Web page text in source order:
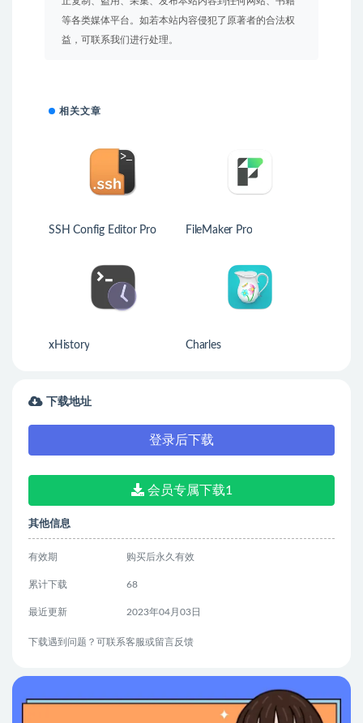
等各类媒体平台。如若本站内容侵犯了原著者的合法权
益，可联系我们进行处理。
相关文章
SSH Config Editor Pro FileMaker Pro
xHistory Charles
下载地址
登录后下载
会员专属下载1
其他信息
有效期 购买后永久有效
累计下载 68
最近更新 2023年04月03日
下载遇到问题？可联系客服或留言反馈